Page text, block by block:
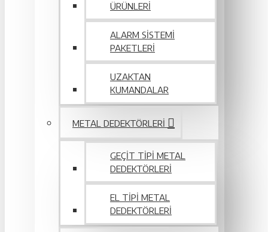
ÜRÜNLERI
ALARM SISTEMI
PAKETLERI
UZAKTAN
KUMANDALAR
METAL DEDEKTÖRLERI
GEÇIT TIPI METAL
DEDEKTÖRLERI
EL TIPI METAL
DEDEKTÖRLERI